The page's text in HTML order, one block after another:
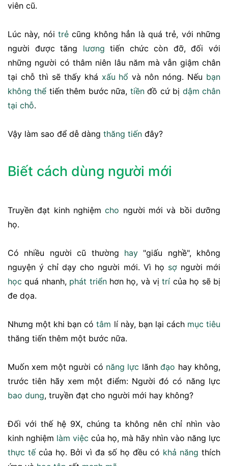
viên cũ.
Lúc này, nóitrẻ cũng không hẳn là quá trẻ, với những
người được tăng lương tiến chức còn đỡ, đối với
những người có thâm niên lâu năm mà vẫn giậm chân
tại chỗ thì sẽ thấy khá xấu hổ và nôn nóng. Nếu bạn
không thể tiến thêm bước nữa, tiềnđồ cứ bị dậm chân
tại chỗ.
Vậy làm sao để dễ dàng thăng tiến đây?
Biết cách dùng người mới
Truyền đạt kinh nghiệmcho người mới và bồi dưỡng
họ.
Có nhiều người cũ thường hay"giấu nghề", không
nguyện ý chỉ dạy cho người mới. Vì họ sợngười mới
học quá nhanh, phát triểnhơn họ, và vịtrí của họ sẽ bị
đe dọa.
Nhưng một khi bạn cótâm lí này, bạn lại cách mục tiêu
thăng tiến thêm một bước nữa.
Muốn xem một người có năng lực lãnhđạo hay không,
trước tiên hãy xem một điểm: Người đó có năng lực
bao dung, truyền đạt cho người mới hay không?
Đối với thế hệ 9X, chúng ta không nên chỉ nhìn vào
kinh nghiệm làm việc của họ, mà hãy nhìn vào năng lực
thực tếcủa họ. Bởi vì đa số họ đều có khả năng thích